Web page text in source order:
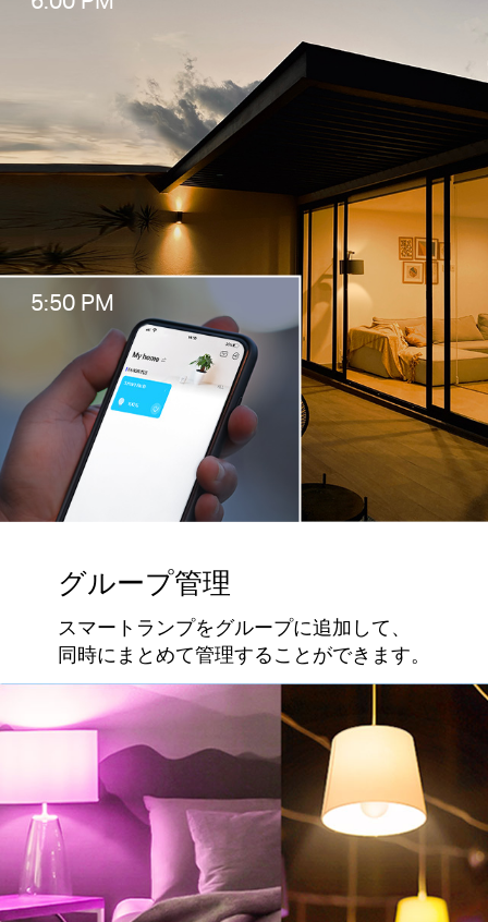
5:50 PM
グループ管理
スマートランプをグループに追加して、
同時にまとめて管理することができます。